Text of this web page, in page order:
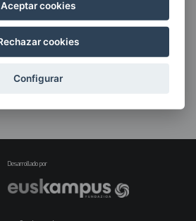
4gune
Desarrollado por
Aceptar cookies
cookies
Configurar